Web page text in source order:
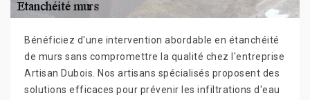
Bénéficiez d'une intervention abordable en étanchéité
de murs sans compromettre la qualité chez l'entreprise
Artisan Dubois. Nos artisans spécialisés proposent des
solutions efficaces pour prévenir les infiltrations d'eau